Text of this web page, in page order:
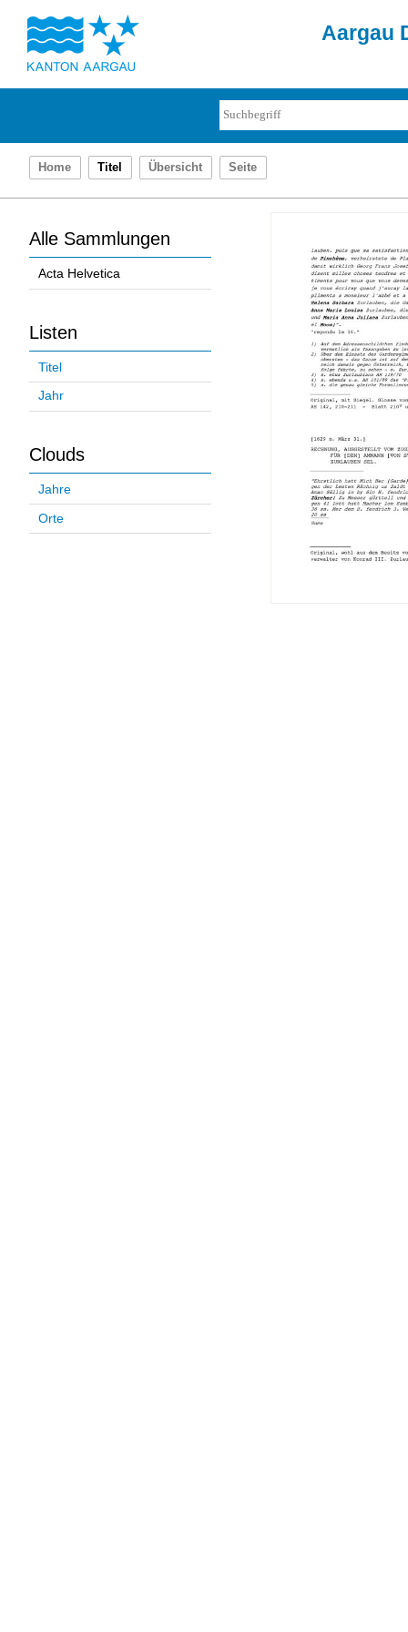
Aargau
Home Titel Übersicht Seite
Alle Sammlungen
Acta Helvetica
Listen
Titel
Jahr
Clouds
Jahre
Orte